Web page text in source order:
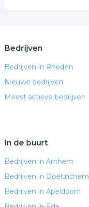
Bedrijven
Bedrijven in Rheden
Nieuwe bedrijven
Meest actieve bedrijven
In de buurt
Bedrijven in Arnhem
Bedrijven in Doetinchem
Bedrijven in Apeldoorn